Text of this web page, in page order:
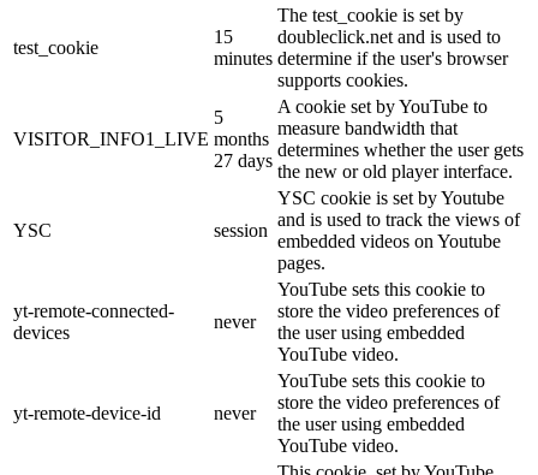
test_cookie
15
minutes
The test_cookie is set by
doubleclick.net and is used to
determine if the user's browser
supports cookies.
VISITOR_INFO1_LIVE
5
months
27 days
A cookie set by YouTube to
measure bandwidth that
determines whether the user gets
the new or old player interface.
YSC session
YSC cookie is set by Youtube
and is used to track the views of
embedded videos on Youtube
pages.
yt-remote-connected-
devices
never
YouTube sets this cookie to
store the video preferences of
the user using embedded
YouTube video.
yt-remote-device-id never
YouTube sets this cookie to
store the video preferences of
the user using embedded
YouTube video.